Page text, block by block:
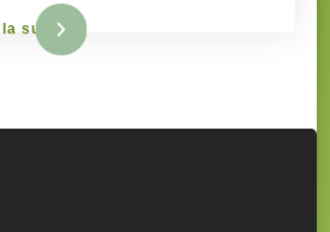
la suite